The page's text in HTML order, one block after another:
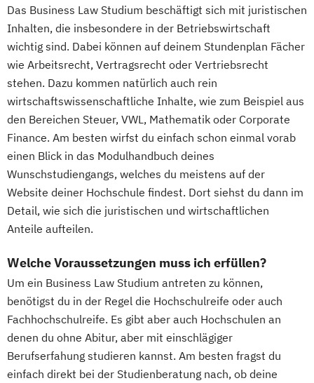
Das Business Law Studium beschäftigt sich mit juristischen
Inhalten, die insbesondere in der Betriebswirtschaft
wichtig sind. Dabei können auf deinem Stundenplan Fächer
wie Arbeitsrecht, Vertragsrecht oder Vertriebsrecht
stehen. Dazu kommen natürlich auch rein
wirtschaftswissenschaftliche Inhalte, wie zum Beispiel aus
den Bereichen Steuer, VWL, Mathematik oder Corporate
Finance. Am besten wirfst du einfach schon einmal vorab
einen Blick in das Modulhandbuch deines
Wunschstudiengangs, welches du meistens auf der
Website deiner Hochschule findest. Dort siehst du dann im
Detail, wie sich die juristischen und wirtschaftlichen
Anteile aufteilen.
Welche Voraussetzungen muss ich erfüllen?
Um ein Business Law Studium antreten zu können,
benötigst du in der Regel die Hochschulreife oder auch
Fachhochschulreife. Es gibt aber auch Hochschulen an
denen du ohne Abitur, aber mit einschlägiger
Berufserfahung studieren kannst. Am besten fragst du
einfach direkt bei der Studienberatung nach, ob deine